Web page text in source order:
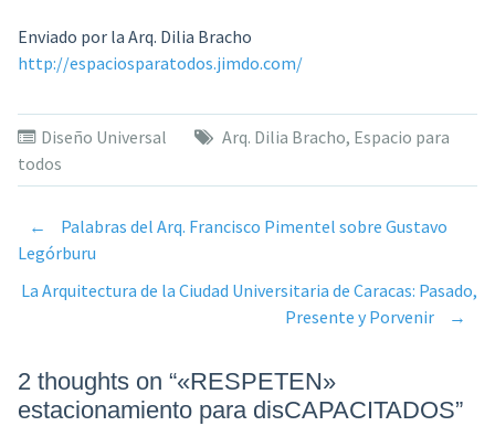
Enviado por la Arq. Dilia Bracho
http://espaciosparatodos.jimdo.com/
Diseño Universal Arq. Dilia Bracho, Espacio para
todos
Post
navigation
←
Palabras del Arq. Francisco Pimentel sobre Gustavo
Legórburu
La Arquitectura de la Ciudad Universitaria de Caracas: Pasado,
Presente y Porvenir
→
2 thoughts on “«RESPETEN»
estacionamiento para disCAPACITADOS”